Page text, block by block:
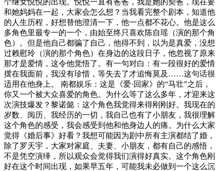
和她妈妈在一起，大家会怎么想？当我看完整个剧本，知道他
的人生历程，好想替他澄清一下，他一点都不花心。他是这么
多角色里最专一的一个，由始至终只喜欢陈自瑶（演的那个角
色）。但是他自己都骗了自己，他得不到，以为是真爱，没想
过赖慰玲（演的那个角色）在身边的这段日子，他忽视了原来
那才是爱情，这令他觉悟了。有一句对白：有一段很好的爱情
摆在我面前，我没有珍惜，等失去了才追悔莫及……这句话很
适用在他身上。 南都娱乐：这是《爱·回家》的“马壮”之后，
你又一个被大众喜爱的角色。为什么等了这么多年，才迎来这
次演技爆发？黎诺懿：这个角色我觉得来得刚刚好。我现在的
岁数、阅历、我经历的一切，我自己也有了小朋友，我很理解
这个角色的感受，我会感受到他和他身边人的痛。为什么大家
觉得《婚后事》好看？我想可能因为剧中所有主演都结了婚，
除了罗天宇，大家对家庭、夫妻、小朋友，都有自己的感悟，
不是凭空演绎，所以观众会觉得我们演得好真实。这个角色刚
好在这个时间出现，如果早五年，可能我未必做到一个这么沉